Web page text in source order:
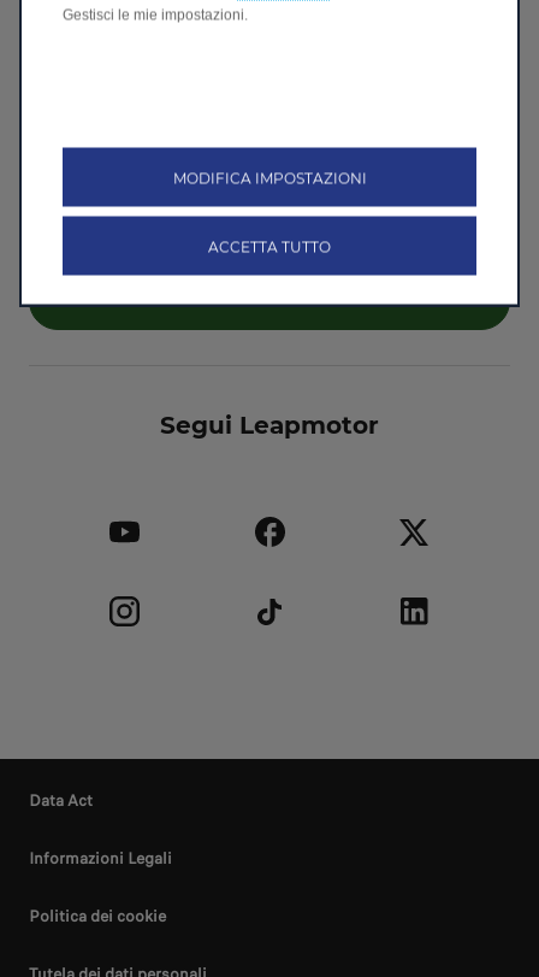
Se desideri dare il tuo consenso per finalità
Invia la richiesta
Segui Leapmotor
Data Act
Informazioni Legali
Politica dei cookie
Gestisci le mie impostazioni.
MODIFICA IMPOSTAZIONI
ACCETTA TUTTO